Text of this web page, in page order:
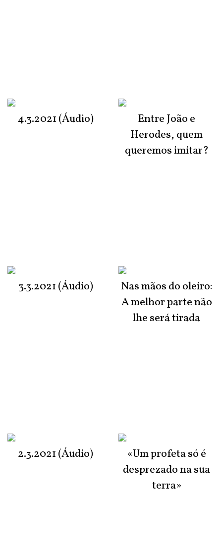
4.3.2021 (Áudio)
3.3.2021 (Áudio)
2.3.2021 (Áudio)
Entre João e
Herodes, quem
queremos imitar?
Nas mãos do oleiro:
A melhor parte não
lhe será tirada
«Um profeta só é
desprezado na sua
terra»